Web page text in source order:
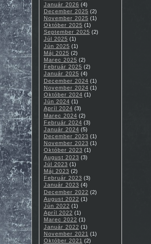
Január 2026 (4)
December 2025 (2)
November 2025 (1)
Október 2025 (1)
September 2025 (2)
Júl 2025 (1)
Jún 2025 (1)
Máj 2025 (2)
Marec 2025 (2)
Február 2025 (2)
Január 2025 (4)
December 2024 (1)
November 2024 (1)
Október 2024 (1)
Jún 2024 (1)
Apríl 2024 (3)
Marec 2024 (2)
Február 2024 (3)
Január 2024 (5)
December 2023 (1)
November 2023 (1)
Október 2023 (1)
August 2023 (3)
Júl 2023 (1)
Máj 2023 (2)
Február 2023 (3)
Január 2023 (4)
December 2022 (2)
August 2022 (1)
Jún 2022 (1)
Apríl 2022 (1)
Marec 2022 (1)
Január 2022 (1)
November 2021 (1)
Október 2021 (2)